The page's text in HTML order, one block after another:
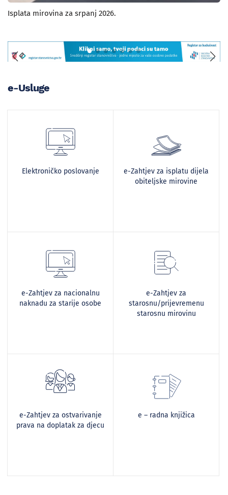
Isplata mirovina za srpanj 2026.
e-Usluge
Elektroničko poslovanje
e-Zahtjev za isplatu dijela
obiteljske mirovine
e-Zahtjev za nacionalnu
naknadu za starije osobe
e-Zahtjev za
starosnu/prijevremenu
starosnu mirovinu
e-Zahtjev za ostvarivanje
prava na doplatak za djecu
e – radna knjižica